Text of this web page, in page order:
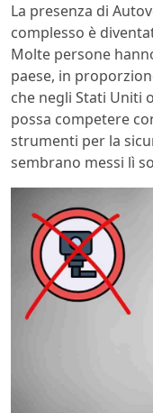
La presenza di
complesso è
Molte persone
paese, in
che negli Stati Uniti
possa competere
strumenti per la
sembrano messi lì